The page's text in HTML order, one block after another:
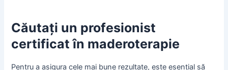
Căutați un profesionist
certificat în maderoterapie
Pentru a asigura cele mai bune rezultate, este esențial să